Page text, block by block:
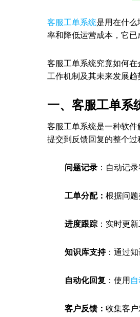
客服工单系统是用在什
率和降低运营成本，它已
客服工单系统究竟如何
工作机制及其未来发展趋
一、客服工单系
客服工单系统是一种软
提交到反馈回复的整个过
问题记录 ：自动记
工单分配： 根据问
进度跟踪 ：实时更
知识库支持：通过知
自动化回复 ：使用
客户反馈： 收集客户